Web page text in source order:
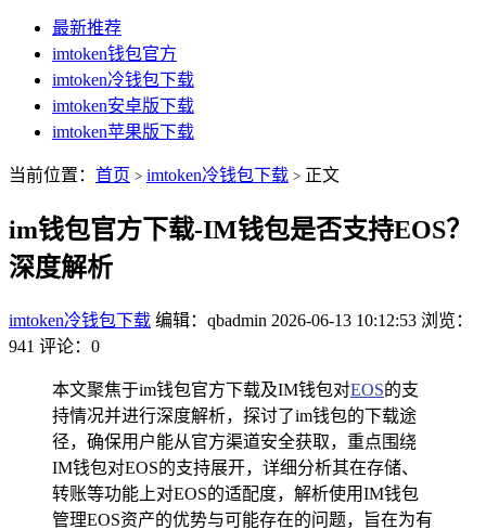
最新推荐
imtoken钱包官方
imtoken冷钱包下载
imtoken安卓版下载
imtoken苹果版下载
当前位置： 首页 > imtoken冷钱包下载 > 正文
im钱包官方下载-IM钱包是否支持EOS？
深度解析
imtoken冷钱包下载 编辑：qbadmin 2026-06-13 10:12:53 浏览：
941 评论：0
本文聚焦于im钱包官方下载及IM钱包对EOS的支
持情况并进行深度解析，探讨了im钱包的下载途
径，确保用户能从官方渠道安全获取，重点围绕
IM钱包对EOS的支持展开，详细分析其在存储、
转账等功能上对EOS的适配度，解析使用IM钱包
管理EOS资产的优势与可能存在的问题，旨在为有